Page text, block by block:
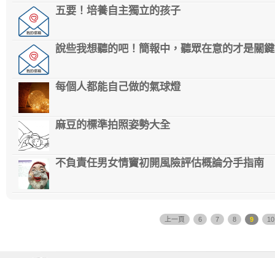
五要！培養自主獨立的孩子
說些我想聽的吧！簡報中，聽眾在意的才是關
每個人都能自己做的氣球燈
麻豆的標準拍照姿勢大全
不負責任男女情竇初開風險評估概論分手指南
上一頁 6 7 8 9 10